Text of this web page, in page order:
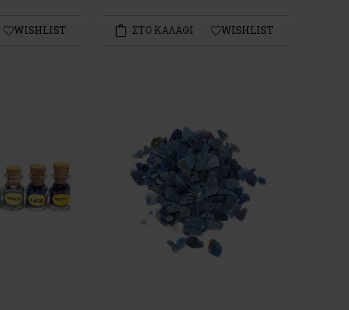
WISHLIST ΣΤΟ ΚΑΛΑΘΙ WISHLIST